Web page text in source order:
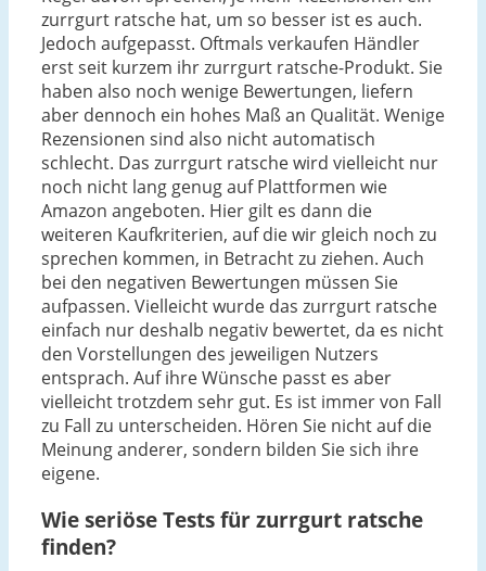
zurrgurt ratsche hat, um so besser ist es auch.
Jedoch aufgepasst. Oftmals verkaufen Händler
erst seit kurzem ihr zurrgurt ratsche-Produkt. Sie
haben also noch wenige Bewertungen, liefern
aber dennoch ein hohes Maß an Qualität. Wenige
Rezensionen sind also nicht automatisch
schlecht. Das zurrgurt ratsche wird vielleicht nur
noch nicht lang genug auf Plattformen wie
Amazon angeboten. Hier gilt es dann die
weiteren Kaufkriterien, auf die wir gleich noch zu
sprechen kommen, in Betracht zu ziehen. Auch
bei den negativen Bewertungen müssen Sie
aufpassen. Vielleicht wurde das zurrgurt ratsche
einfach nur deshalb negativ bewertet, da es nicht
den Vorstellungen des jeweiligen Nutzers
entsprach. Auf ihre Wünsche passt es aber
vielleicht trotzdem sehr gut. Es ist immer von Fall
zu Fall zu unterscheiden. Hören Sie nicht auf die
Meinung anderer, sondern bilden Sie sich ihre
eigene.
Wie seriöse Tests für zurrgurt ratsche
finden?